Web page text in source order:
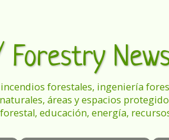
Forestry
forestales, ingeniería
áreas y espacios
educación, energía,